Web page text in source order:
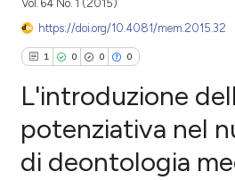
Vol. 64 No. 1 (2015)
https://doi.org/10.4081/mem.2015.32
1 0 0 0
Citing Publications
L'introduzione
potenziativa nel
di deontologia